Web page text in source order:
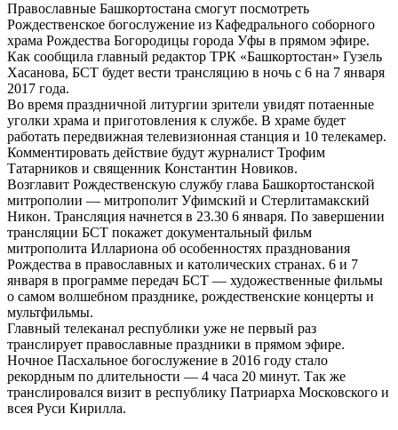
Православные Башкортостана смогут посмотреть
Рождественское богослужение из Кафедрального соборного
храма Рождества Богородицы города Уфы в прямом эфире.
Как сообщила главный редактор ТРК «Башкортостан» Гузель
Хасанова, БСТ будет вести трансляцию в ночь с 6 на 7 января
2017 года.
Во время праздничной литургии зрители увидят потаенные
уголки храма и приготовления к службе. В храме будет
работать передвижная телевизионная станция и 10 телекамер.
Комментировать действие будут журналист Трофим
Татарников и священник Константин Новиков.
Возглавит Рождественскую службу глава Башкортостанской
митрополии — митрополит Уфимский и Стерлитамакский
Никон. Трансляция начнется в 23.30 6 января. По завершении
трансляции БСТ покажет документальный фильм
митрополита Иллариона об особенностях празднования
Рождества в православных и католических странах. 6 и 7
января в программе передач БСТ — художественные фильмы
о самом волшебном празднике, рождественские концерты и
мультфильмы.
Главный телеканал республики уже не первый раз
транслирует православные праздники в прямом эфире.
Ночное Пасхальное богослужение в 2016 году стало
рекордным по длительности — 4 часа 20 минут. Так же
транслировался визит в республику Патриарха Московского и
всея Руси Кирилла.